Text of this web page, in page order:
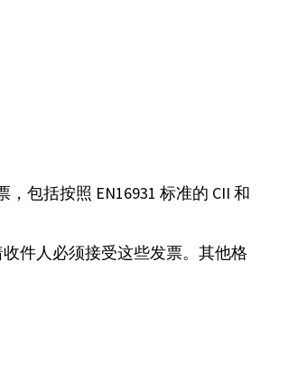
包括按照 EN16931 标准的 CII 和
件人必须接受这些发票。其他格